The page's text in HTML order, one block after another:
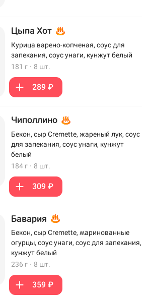
Цыпа Хот
Курица варено-копченая, соус для
запекания, соус унаги, кунжут белый
181 г · 8 шт.
289 ₽
Чиполлино
Бекон, сыр Cremette, жареный лук, соус
для запекания, соус унаги, кунжут
белый
184 г · 8 шт.
309 ₽
Бавария
Бекон, сыр Cremette, маринованные
огурцы, соус унаги, соус для запекания,
кунжут белый
236 г · 8 шт.
359 ₽